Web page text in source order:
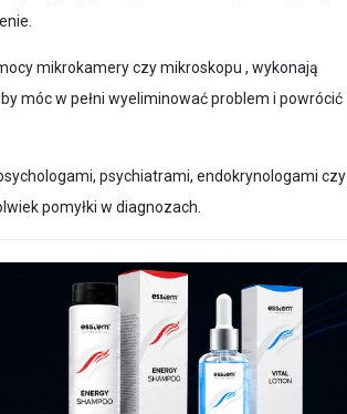
mikrokamery czy mikroskopu , wykonają
móc w pełni wyeliminować problem i powrócić
psychiatrami, endokrynologami czy
pomyłki w diagnozach.